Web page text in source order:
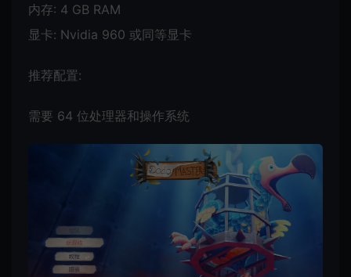
内存: 4 GB RAM
显卡: Nvidia 960 或同等显卡
推荐配置:
需要 64 位处理器和操作系统